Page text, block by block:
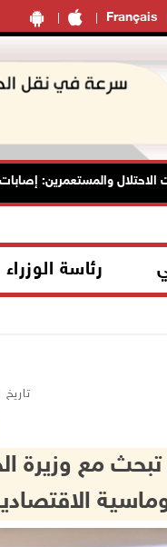
Français
والمستعمرين: إصابات
رئاسة الوزراء
تاريخ النشر:
مع وزيرة